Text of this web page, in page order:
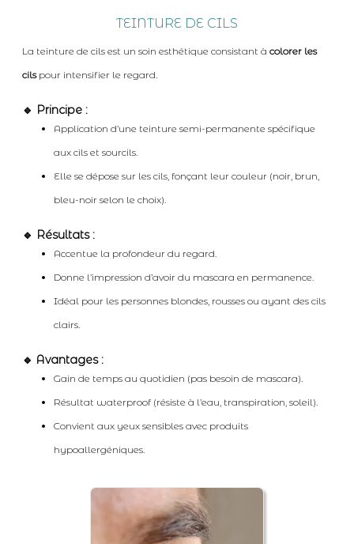
TEINTURE DE CILS
La teinture de cils est un soin esthétique consistant à colorer les
cilspour intensifier le regard.
🔹 Principe :
Application d’une teinture semi-permanente spécifique
aux cils et sourcils.
Elle se dépose sur les cils, fonçant leur couleur (noir, brun,
bleu-noir selon le choix).
🔹 Résultats :
Accentue la profondeur du regard.
Donne l’impression d’avoir du mascara en permanence.
Idéal pour les personnes blondes, rousses ou ayant des cils
clairs.
🔹 Avantages :
Gain de temps au quotidien (pas besoin de mascara).
Résultat waterproof (résiste à l’eau, transpiration, soleil).
Convient aux yeux sensibles avec produits
hypoallergéniques.